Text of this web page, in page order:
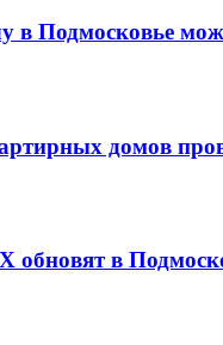
в Подмосковье
домов
в